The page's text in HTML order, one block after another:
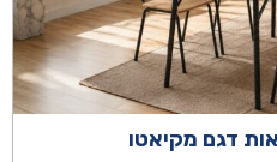
דגם מקיאטו